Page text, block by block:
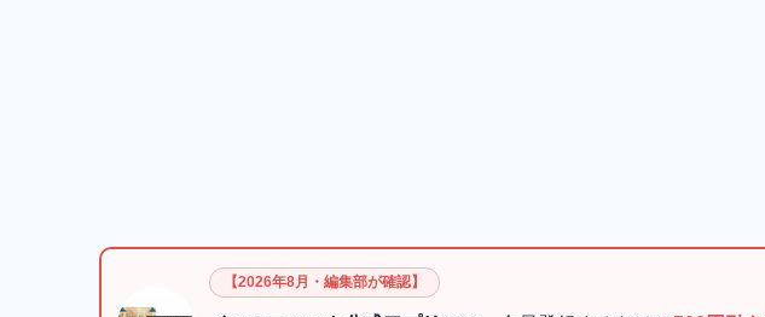
【2026年8月・編集部が確認】